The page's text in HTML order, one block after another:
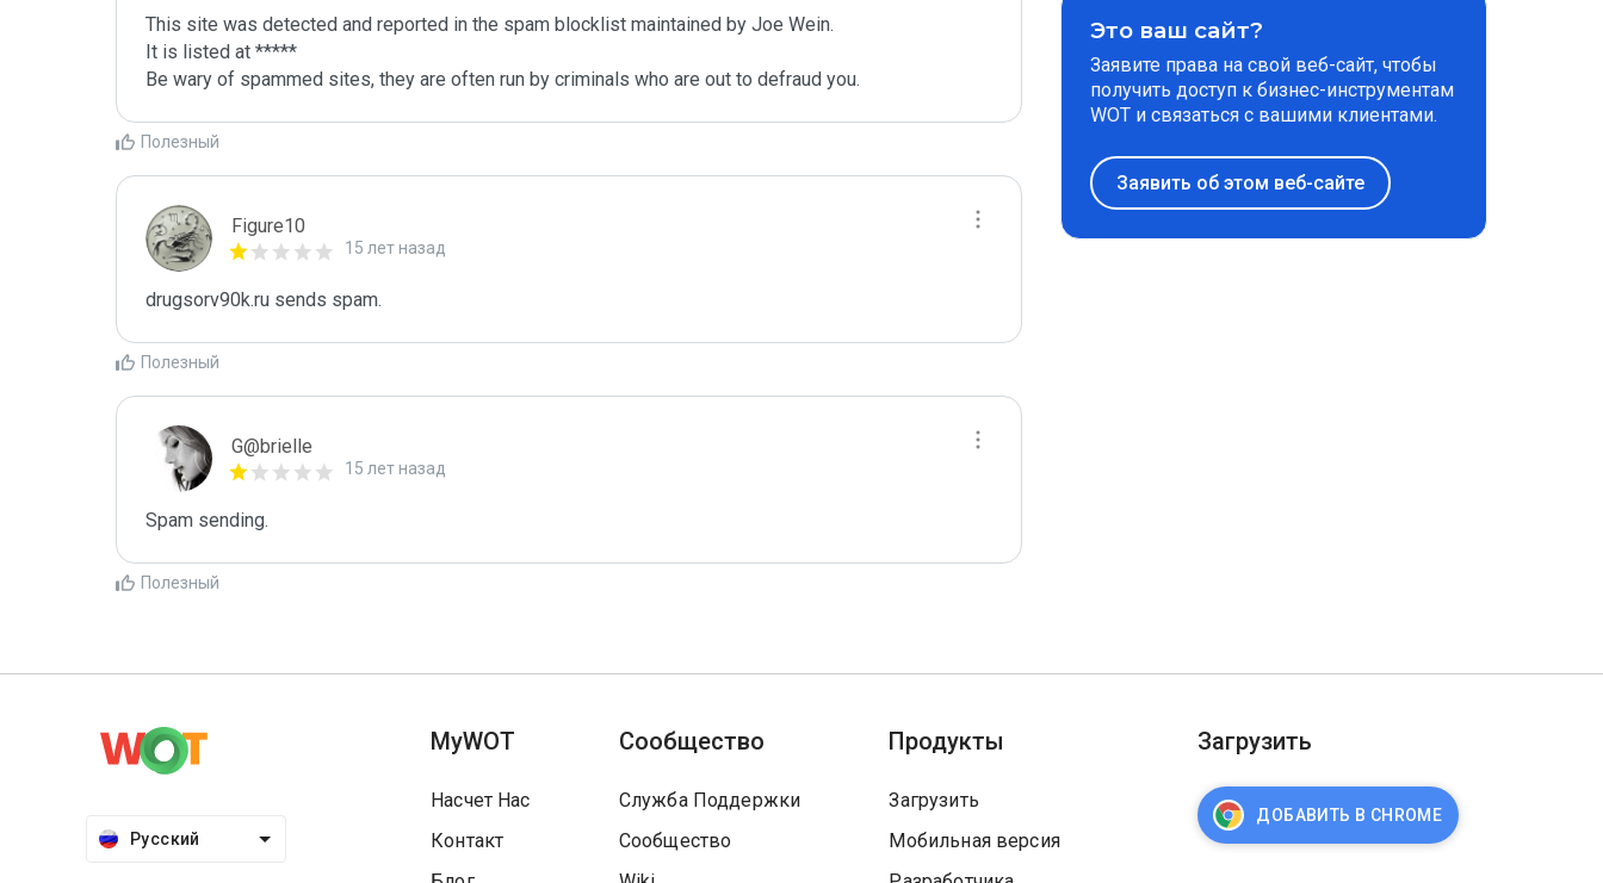
This site was detected and reported in the spam blocklist maintained by Joe Wein.
It is listed at *****
Be wary of spammed sites, they are often run by criminals who are out to defraud you.
Полезный
Figure10
15 лет назад
drugsorv90k.ru sends spam.
Полезный
G@brielle
15 лет назад
Spam sending.
Полезный
Это ваш сайт?
Заявите права на свой веб-сайт, чтобы
получить доступ к бизнес-инструментам
WOT и связаться с вашими клиентами.
Заявить об этом веб-сайте
Русский
MyWOT
Насчет Нас
Контакт
Сообщество
Служба Поддержки
Сообщество
Продукты
Загрузить
Мобильная версия
Загрузить
ДОБАВИТЬ В CHROME